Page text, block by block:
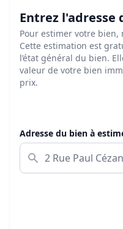
Entrez l'adresse
Pour estimer votre bien,
Cette estimation est
l’état général du bien.
valeur de votre bien
prix.
Adresse du bien à